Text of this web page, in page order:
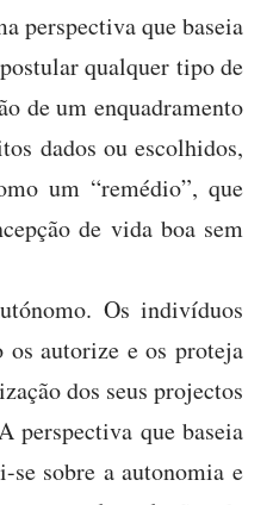
perspectiva que baseia
qualquer tipo de
de um enquadramento
dados ou escolhidos,
um “remédio”, que
de vida boa sem
Os indivíduos
autorize e os proteja
dos seus projectos
perspectiva que baseia
se sobre a autonomia e